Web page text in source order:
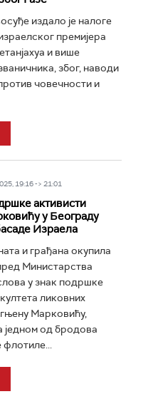
издало је налоге
премијера
и више
због, наводи
човечности и
19:16 -> 21:01
активисти
у Београду
Израела
и грађана окупила
Министарства
у знак подршке
ликовних
Марковићу,
једном од бродова
флотиле...